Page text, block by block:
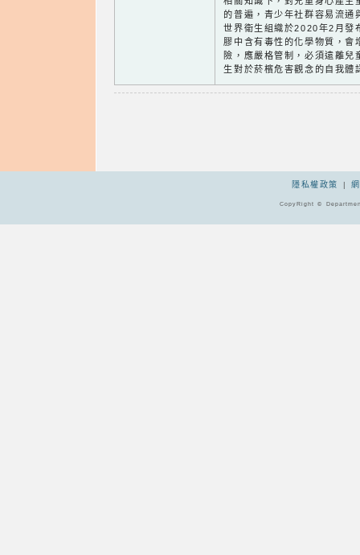
的普遍，青少年社群容易流通
世界衛生組織於2020年2月發
膠中含有毒性的化學物質，會
險，應嚴格管制，必須遠離
生對於菸檳危害觀念的自我體
隱私權政策 |
CopyRight ©